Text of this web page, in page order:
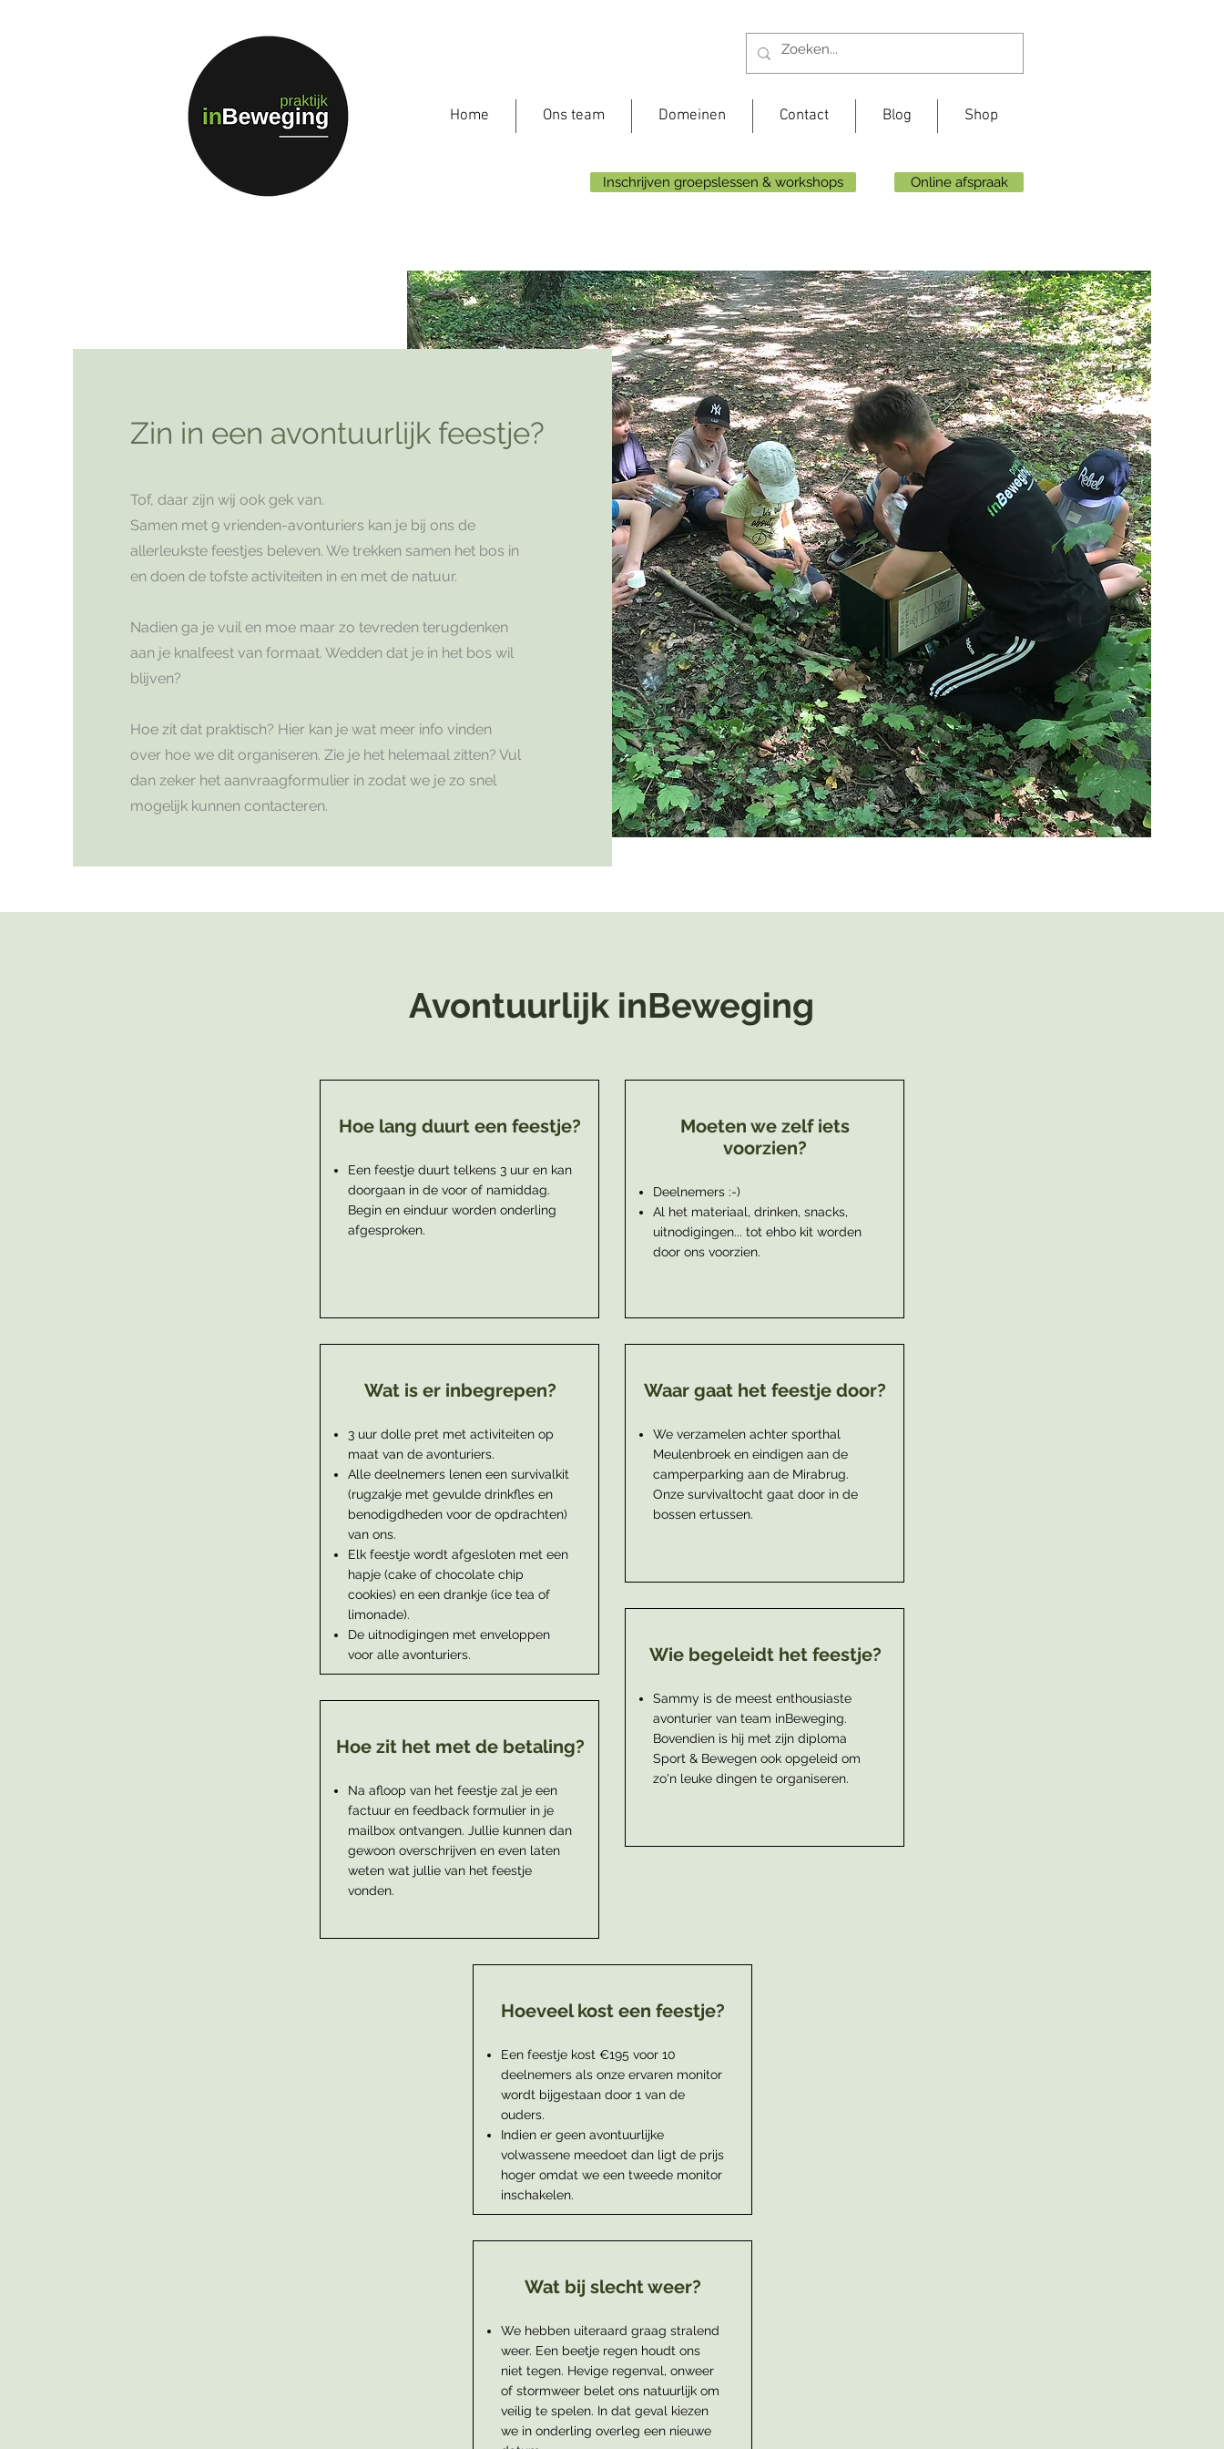
Home Ons team Domeinen Contact Blog Shop
Inschrijven groepslessen & workshops Online afspraak
Zin in een avontuurlijk feestje?
Tof, daar zijn wij ook gek van.
Samen met 9 vrienden-avonturiers kan je bij ons de
allerleukste feestjes beleven. We trekken samen het bos in
en doen de tofste activiteiten in en met de natuur.
Nadien ga je vuil en moe maar zo tevreden terugdenken
aan je knalfeest van formaat. Wedden dat je in het bos wil
blijven?
Hoe zit dat praktisch? Hier kan je wat meer info vinden
over hoe we dit organiseren. Zie je het helemaal zitten? Vul
dan zeker het aanvraagformulier in zodat we je zo snel
mogelijk kunnen contacteren.
Avontuurlijk inBeweging
Hoe lang duurt een feestje?
Een feestje duurt telkens 3 uur en kan
doorgaan in de voor of namiddag.
Begin en einduur worden onderling
afgesproken.
Wat is er inbegrepen?
3 uur dolle pret met activiteiten op
maat van de avonturiers.
Alle deelnemers lenen een survivalkit
(rugzakje met gevulde drinkfles en
benodigdheden voor de opdrachten)
van ons.
Elk feestje wordt afgesloten met een
hapje (cake of chocolate chip
cookies) en een drankje (ice tea of
limonade).
De uitnodigingen met enveloppen
voor alle avonturiers.
Hoe zit het met de betaling?
Na afloop van het feestje zal je een
factuur en feedback formulier in je
mailbox ontvangen. Jullie kunnen dan
gewoon overschrijven en even laten
weten wat jullie van het feestje
vonden.
Moeten we zelf iets
voorzien?
Deelnemers :-)
Al het materiaal, drinken, snacks,
uitnodigingen... tot ehbo kit worden
door ons voorzien.
Waar gaat het feestje door?
We verzamelen achter sporthal
Meulenbroek en eindigen aan de
camperparking aan de Mirabrug.
Onze survivaltocht gaat door in de
bossen ertussen.
Wie begeleidt het feestje?
Sammy is de meest enthousiaste
avonturier van team inBeweging.
Bovendien is hij met zijn diploma
Sport & Bewegen ook opgeleid om
zo'n leuke dingen te organiseren.
Hoeveel kost een feestje?
Een feestje kost €195 voor 10
deelnemers als onze ervaren monitor
wordt bijgestaan door 1 van de
ouders.
Indien er geen avontuurlijke
volwassene meedoet dan ligt de prijs
hoger omdat we een tweede monitor
inschakelen.
Wat bij slecht weer?
We hebben uiteraard graag stralend
weer. Een beetje regen houdt ons
niet tegen. Hevige regenval, onweer
of stormweer belet ons natuurlijk om
veilig te spelen. In dat geval kiezen
we in onderling overleg een nieuwe